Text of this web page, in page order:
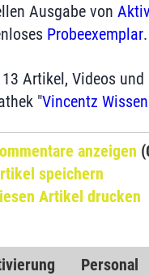
Ausgabe von
Probeexemplar.
Artikel, Videos
"Vincentz Wissen
anzeigen
speichern
Artikel drucken
Personal